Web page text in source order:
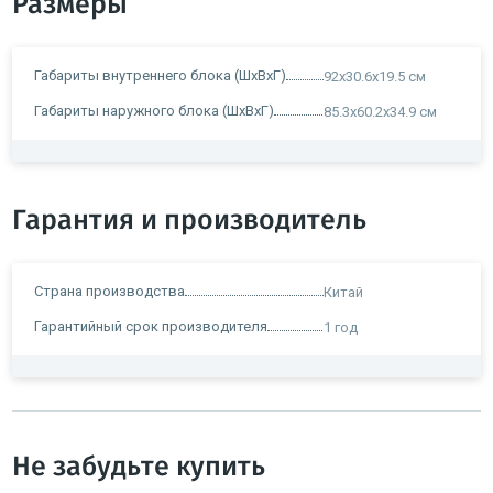
Габариты внутреннего блока (ШxВxГ) 92x30.6x19.5 см
Габариты наружного блока (ШxВxГ) 85.3x60.2x34.9 см
Гарантия и производитель
Страна производства Китай
Гарантийный срок производителя 1 год
Не забудьте купить